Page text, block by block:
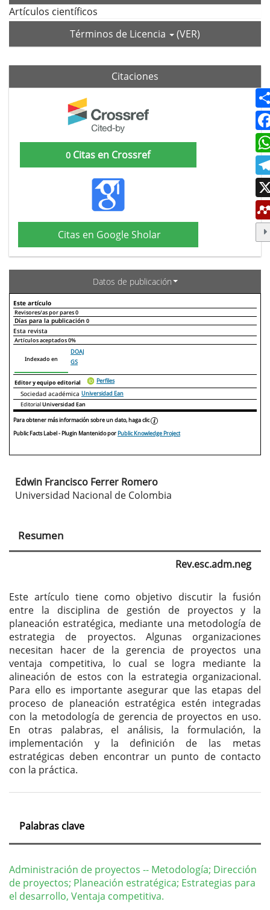
Artículos científicos
Términos de Licencia
(VER)
Citaciones
0 Citas en Crossref
Citas en Google Sholar
Datos de publicación
Este artículo
Revisores/as por pares0
Días para la publicación 0
Declaraciones de autoría
Esta revista
Artículos aceptados0%
Indexado en
DOAJ
GS
Editor y equipo editorial Perfiles
Sociedad académica Universidad Ean
EditorialUniversidad Ean
Para obtener más información sobre un dato, haga clic
Public Facts Label- Plugin Mantenido porPublic Knowledge Project
Contenido
del
artículo
Edwin Francisco Ferrer Romero
Universidad Nacional de Colombia
Resumen
Rev.esc.adm.neg
Este artículo tiene como objetivo discutir la fusión
entre la disciplina de gestión de proyectos y la
planeación estratégica, mediante una metodología de
estrategia de proyectos. Algunas organizaciones
necesitan hacer de la gerencia de proyectos una
ventaja competitiva, lo cual se logra mediante la
alineación de estos con la estrategia organizacional.
Para ello es importante asegurar que las etapas del
proceso de planeación estratégica estén integradas
con la metodología de gerencia de proyectos en uso.
En otras palabras, el análisis, la formulación, la
implementación y la definición de las metas
estratégicas deben encontrar un punto de contacto
con la práctica.
Palabras clave
Administración de proyectos -- Metodología; Dirección
de proyectos; Planeación estratégica; Estrategias para
el desarrollo, Ventaja competitiva.